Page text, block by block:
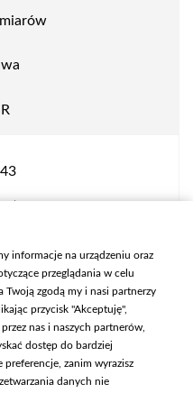
informacje na urządzeniu oraz
przeglądania w celu
Twoją zgodą my i nasi partnerzy
przycisk "Akceptuję",
nas i naszych partnerów,
dostęp do bardziej
preferencje, zanim wyrazisz
danych nie